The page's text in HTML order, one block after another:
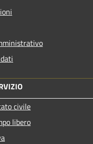
civile
libero